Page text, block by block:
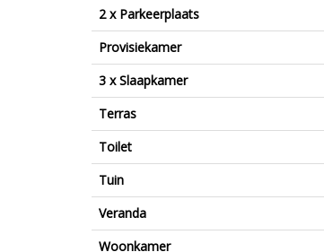
2 x Parkeerplaats
Provisiekamer
3 x Slaapkamer
Terras
Toilet
Tuin
Veranda
Woonkamer